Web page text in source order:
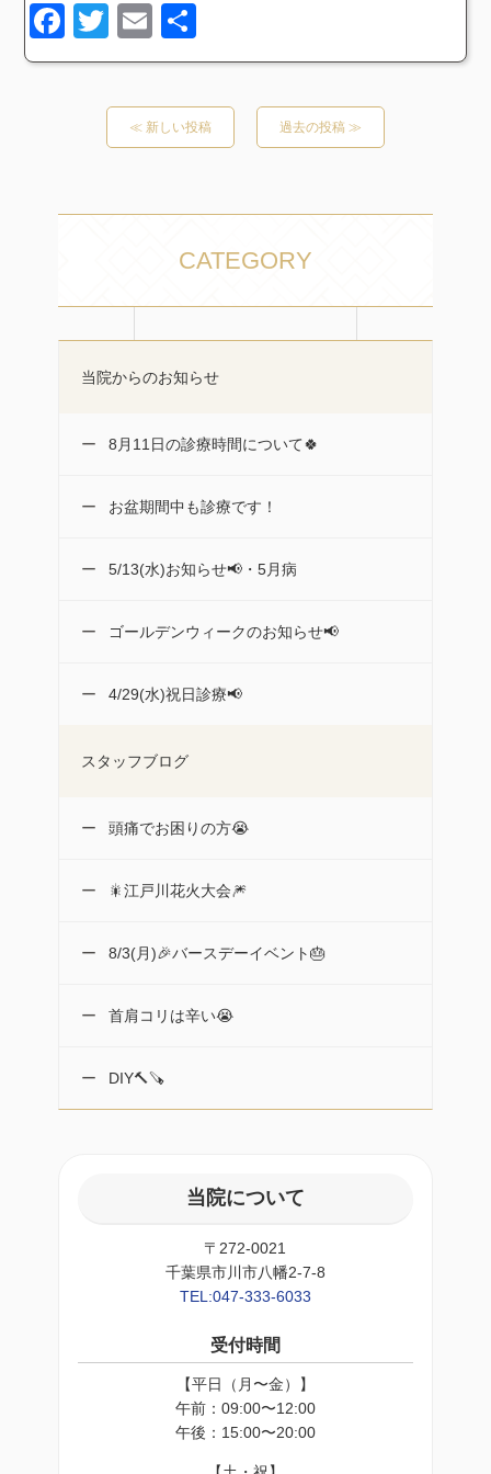
Facebook
TwitterEmail
有
≪ 新しい投稿 過去の投稿 ≫
CATEGORY
当院からのお知らせ
8月11日の診療時間について🍀
お盆期間中も診療です！
5/13(水)お知らせ📢・5月病
ゴールデンウィークのお知らせ📢
4/29(水)祝日診療📢
スタッフブログ
頭痛でお困りの方😭
🎇江戸川花火大会🎆
8/3(月)🎉バースデーイベント🎂
首肩コリは辛い😭
DIY🔨🪚
当院について
〒272-0021
千葉県市川市八幡2-7-8
TEL:047-333-6033
受付時間
【平日（月〜金）】
午前：09:00〜12:00
午後：15:00〜20:00